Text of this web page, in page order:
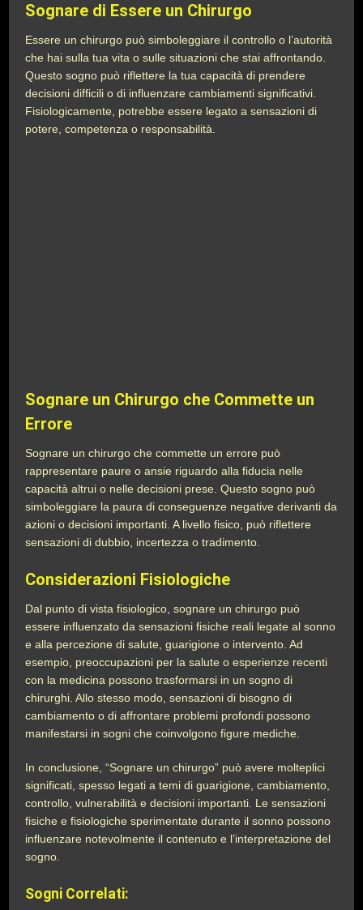
Sognare di Essere un Chirurgo
Essere un chirurgo può simboleggiare il controllo o l’autorità
che hai sulla tua vita o sulle situazioni che stai affrontando.
Questo sogno può riflettere la tua capacità di prendere
decisioni difficili o di influenzare cambiamenti significativi.
Fisiologicamente, potrebbe essere legato a sensazioni di
potere, competenza o responsabilità.
Sognare un Chirurgo che Commette un
Errore
Sognare un chirurgo che commette un errore può
rappresentare paure o ansie riguardo alla fiducia nelle
capacità altrui o nelle decisioni prese. Questo sogno può
simboleggiare la paura di conseguenze negative derivanti da
azioni o decisioni importanti. A livello fisico, può riflettere
sensazioni di dubbio, incertezza o tradimento.
Considerazioni Fisiologiche
Dal punto di vista fisiologico, sognare un chirurgo può
essere influenzato da sensazioni fisiche reali legate al sonno
e alla percezione di salute, guarigione o intervento. Ad
esempio, preoccupazioni per la salute o esperienze recenti
con la medicina possono trasformarsi in un sogno di
chirurghi. Allo stesso modo, sensazioni di bisogno di
cambiamento o di affrontare problemi profondi possono
manifestarsi in sogni che coinvolgono figure mediche.
In conclusione, “Sognare un chirurgo” può avere molteplici
significati, spesso legati a temi di guarigione, cambiamento,
controllo, vulnerabilità e decisioni importanti. Le sensazioni
fisiche e fisiologiche sperimentate durante il sonno possono
influenzare notevolmente il contenuto e l’interpretazione del
sogno.
Sogni Correlati: